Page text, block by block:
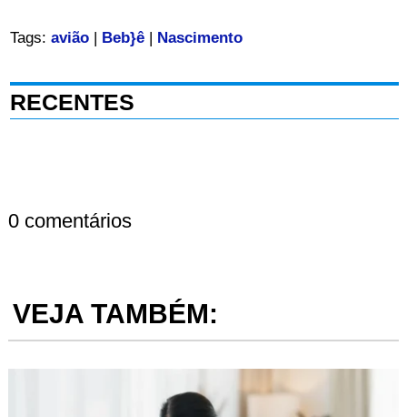
Tags: avião| Beb}ê| Nascimento
RECENTES
0 comentários
VEJA TAMBÉM: